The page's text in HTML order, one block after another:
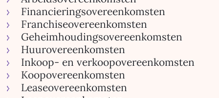
Financieringsovereenkomsten
Franchiseovereenkomsten
Geheimhoudingsovereenkomsten
Huurovereenkomsten
Inkoop- en verkoopovereenkomsten
Koopovereenkomsten
Leaseovereenkomsten